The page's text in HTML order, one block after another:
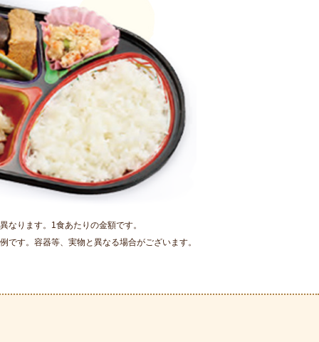
なります。1食あたりの金額です。
です。容器等、実物と異なる場合がございます。